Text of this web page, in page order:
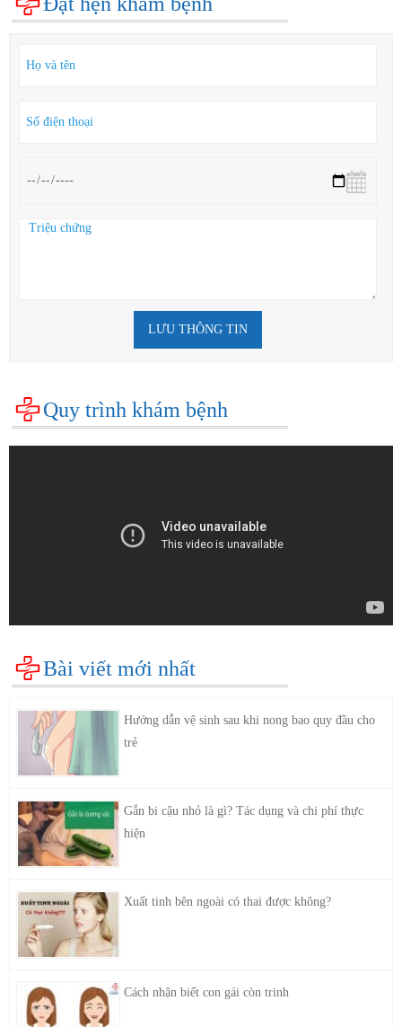
LƯU THÔNG TIN
Quy trình khám bệnh
Bài viết mới nhất
Hướng dẫn vệ sinh sau khi nong bao quy đầu cho
trẻ
Gắn bi cậu nhỏ là gì? Tác dụng và chi phí thực
hiện
Xuất tinh bên ngoài có thai được không?
Cách nhận biết con gái còn trinh